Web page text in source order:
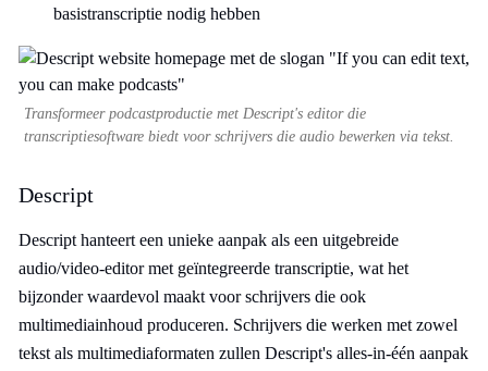
basistranscriptie nodig hebben
Transformeer podcastproductie met Descript's editor die
transcriptiesoftware biedt voor schrijvers die audio bewerken via tekst.
Descript
Descript hanteert een unieke aanpak als een uitgebreide
audio/video-editor met geïntegreerde transcriptie, wat het
bijzonder waardevol maakt voor schrijvers die ook
multimediainhoud produceren. Schrijvers die werken met zowel
tekst als multimediaformaten zullen Descript's alles-in-één aanpak